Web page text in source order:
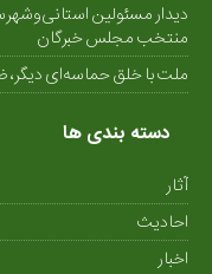
دیدار مسئولین
منتخب مجلس‌ خبرگان
ملت با خلق حماسه‌ای دیگر،
دسته بندی ها
آثار
احادیث
اخبار